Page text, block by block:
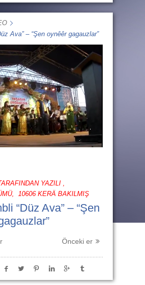
Ava” – “Şen oynêêr gagauzlar”
YAZILI ,
10606 KERÄ BAKILMIŞ
“Düz Ava” – “Şen
Önceki er